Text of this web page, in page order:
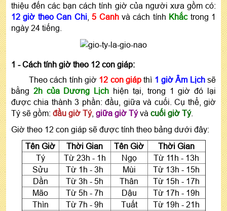
thiệu đến các bạn cách tính giờ của người xưa gồm có:
12 giờ theo Can Chi, 5 Canhvà cách tính Khắctrong 1
ngày 24 tiếng.
1 - Cách tính giờ theo 12 con giáp:
Theo cách tính giờ 12 con giápthì 1 giờ Âm Lịchsẽ
bằng 2h của Dương Lịch hiện tại, trong 1 giờ đó lại
được chia thành 3 phần: đầu, giữa và cuối. Cụ thể, giờ
Tý sẽ gồm: đầu giờ Tý, giữa giờ Tývà cuối giờ Tý.
Giờ theo 12 con giáp sẽ được tính theo bảng dưới đây:
Tên Giờ
Thời Gian Tên Giờ
Thời Gian
Tý
Từ 23h - 1h Ngọ
Từ 11h - 13h
Sửu
Từ 1h - 3h Mùi
Từ 13h - 15h
Dần
Từ 3h - 5h Thân
Từ 15h - 17h
Mão
Từ 5h - 7h Dậu
Từ 17h - 19h
Thìn
Từ 7h - 9h Tuất
Từ 19h - 21h